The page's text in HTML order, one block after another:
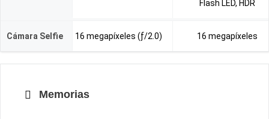
Flash LED, HDR
Cámara Selfie 16 megapíxeles (ƒ/2.0) 16 megapíxeles
Memorias